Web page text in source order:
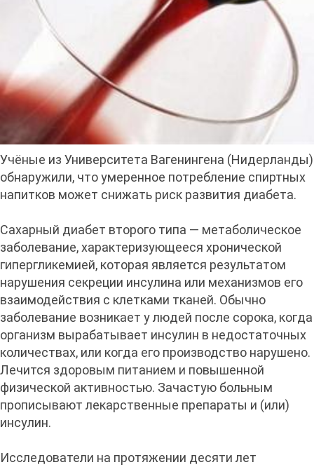
Учёные из Университета Вагенингена (Нидерланды)
обнаружили, что умеренное потребление спиртных
напитков может снижать риск развития диабета.
Сахарный диабет второго типа — метаболическое
заболевание, характеризующееся хронической
гипергликемией, которая является результатом
нарушения секреции инсулина или механизмов его
взаимодействия с клетками тканей. Обычно
заболевание возникает у людей после сорока, когда
организм вырабатывает инсулин в недостаточных
количествах, или когда его производство нарушено.
Лечится здоровым питанием и повышенной
физической активностью. Зачастую больным
прописывают лекарственные препараты и (или)
инсулин.
Исследователи на протяжении десяти лет